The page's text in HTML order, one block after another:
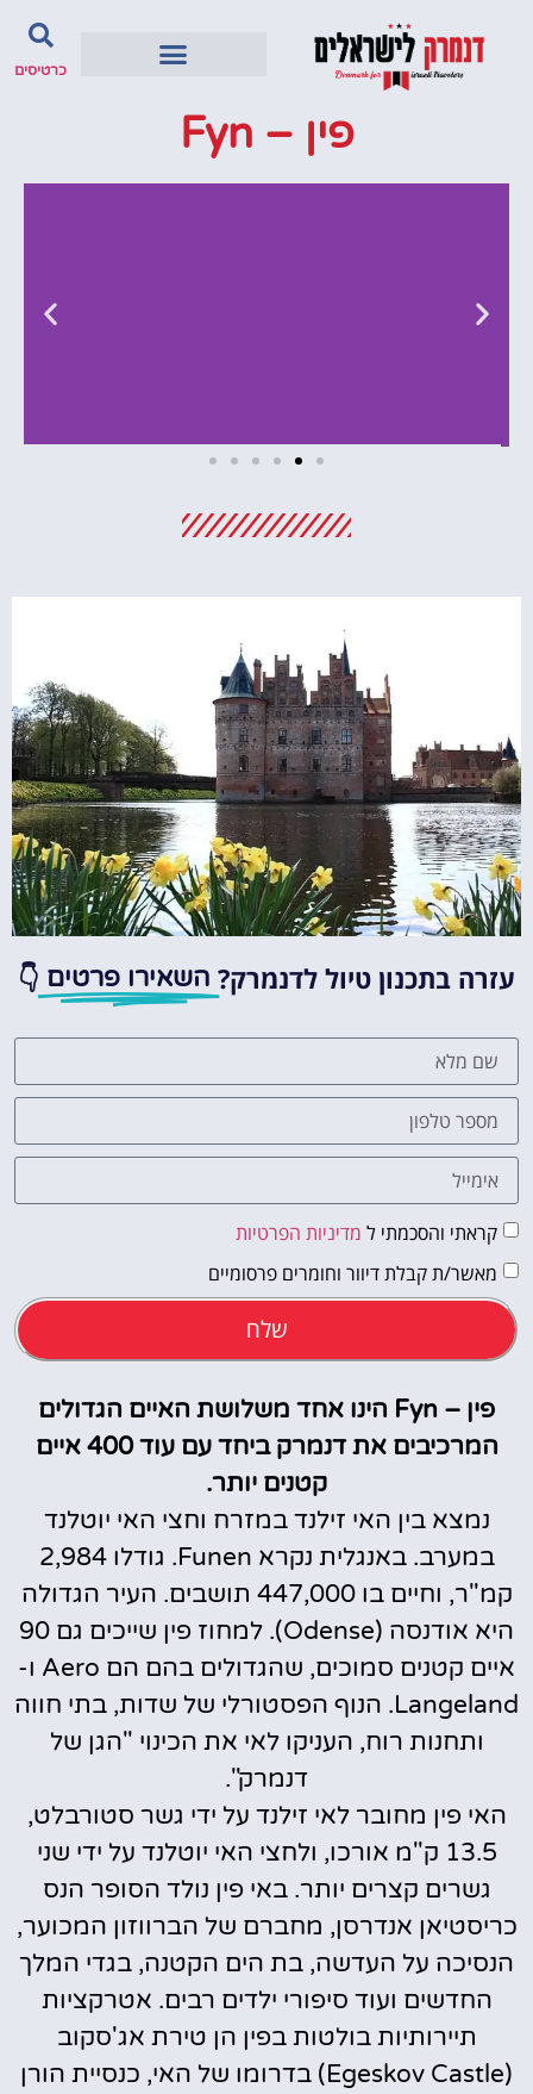
כרטיסים
פין – Fyn
מציאת מלון
עזרה בתכנון טיול לדנמרק? השאירו פרטים 👇
קראתי והסכמתי ל מדיניות הפרטיות
מאשר/ת קבלת דיוור וחומרים פרסומיים
שלח
פין – Fyn הינו אחד משלושת האיים הגדולים
המרכיבים את דנמרק ביחד עם עוד 400 איים
קטנים יותר.
נמצא בין האי זילנד במזרח וחצי האי יוטלנד
במערב. באנגלית נקרא Funen. גודלו 2,984
קמ"ר, וחיים בו 447,000 תושבים. העיר הגדולה
היא אודנסה (Odense). למחוז פין שייכים גם 90
איים קטנים סמוכים, שהגדולים בהם הם Aero ו-
Langeland. הנוף הפסטורלי של שדות, בתי חווה
ותחנות רוח, העניקו לאי את הכינוי "הגן של
דנמרק".
האי פין מחובר לאי זילנד על ידי גשר סטורבלט,
13.5 ק"מ אורכו, ולחצי האי יוטלנד על ידי שני
גשרים קצרים יותר. באי פין נולד הסופר הנס
כריסטיאן אנדרסן, מחברם של הברווזון המכוער,
הנסיכה על העדשה, בת הים הקטנה, בגדי המלך
החדשים ועוד סיפורי ילדים רבים. אטרקציות
תיירותיות בולטות בפין הן טירת אג'סקוב
(Egeskov Castle) בדרומו של האי, כנסיית הורן